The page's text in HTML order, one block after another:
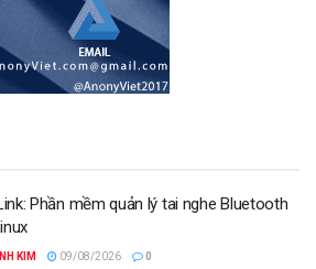
Phần mềm quản lý tai nghe Bluetooth
KIM 09/08/2026 0